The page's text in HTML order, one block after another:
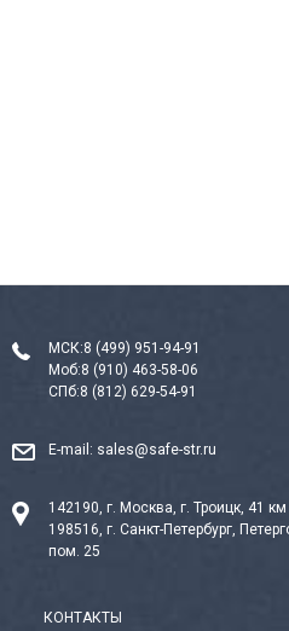
МСК:8 (499) 951-94-91
Моб:8 (910) 463-58-06
СПб:8 (812) 629-54-91
E-mail: sales@safe-str.ru
142190, г. Москва, г. Троицк, 41
198516, г. Санкт-Петербург,
пом. 25
КОНТАКТЫ